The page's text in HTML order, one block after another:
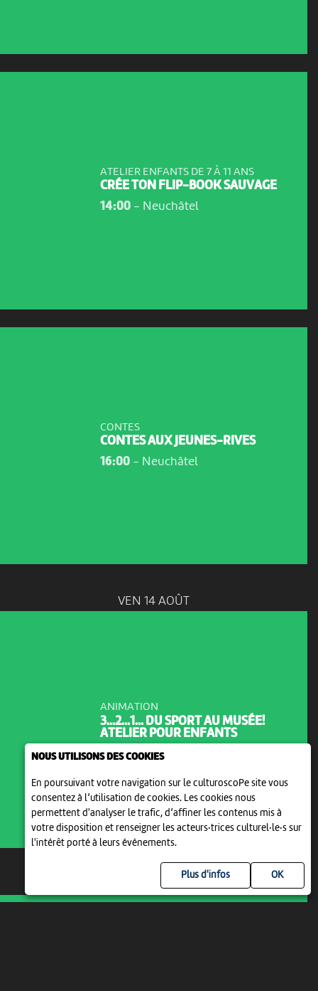
NOUS UTILISONS DES COOKIES
En poursuivant votre navigation sur le culturoscoPe site vous
consentez à l’utilisation de cookies. Les cookies nous
permettent d'analyser le trafic, d’affiner les contenus mis à
votre disposition et renseigner les acteurs·trices culturel·le·s sur
l'intérêt porté à leurs événements.
Plus d'infos
ATELIER ENFANTS DE 7 À 11 ANS
CRÉE TON FLIP-BOOK SAUVAGE
14:00- Neuchâtel
CONTES
CONTES AUX JEUNES-RIVES
16:00- Neuchâtel
VEN 14 AOÛT
ANIMATION
3...2...1... DU SPORT AU MUSÉE!
ATELIER POUR ENFANTS
14:00-Neuchâtel
DIM 16 AOÛT